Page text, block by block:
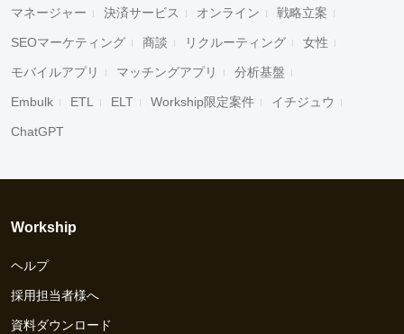
マネージャー 決済サービス オンライン 戦略立案
SEOマーケティング 商談 リクルーティング 女性
モバイルアプリ マッチングアプリ 分析基盤
Embulk ETL ELT Workship限定案件 イチジュウ
ChatGPT
Workship
ヘルプ
採用担当者様へ
資料ダウンロード